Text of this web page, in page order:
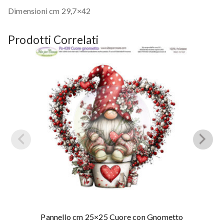
Dimensioni cm 29,7×42
Prodotti Correlati
Pannello cm 25×25 Cuore con Gnometto